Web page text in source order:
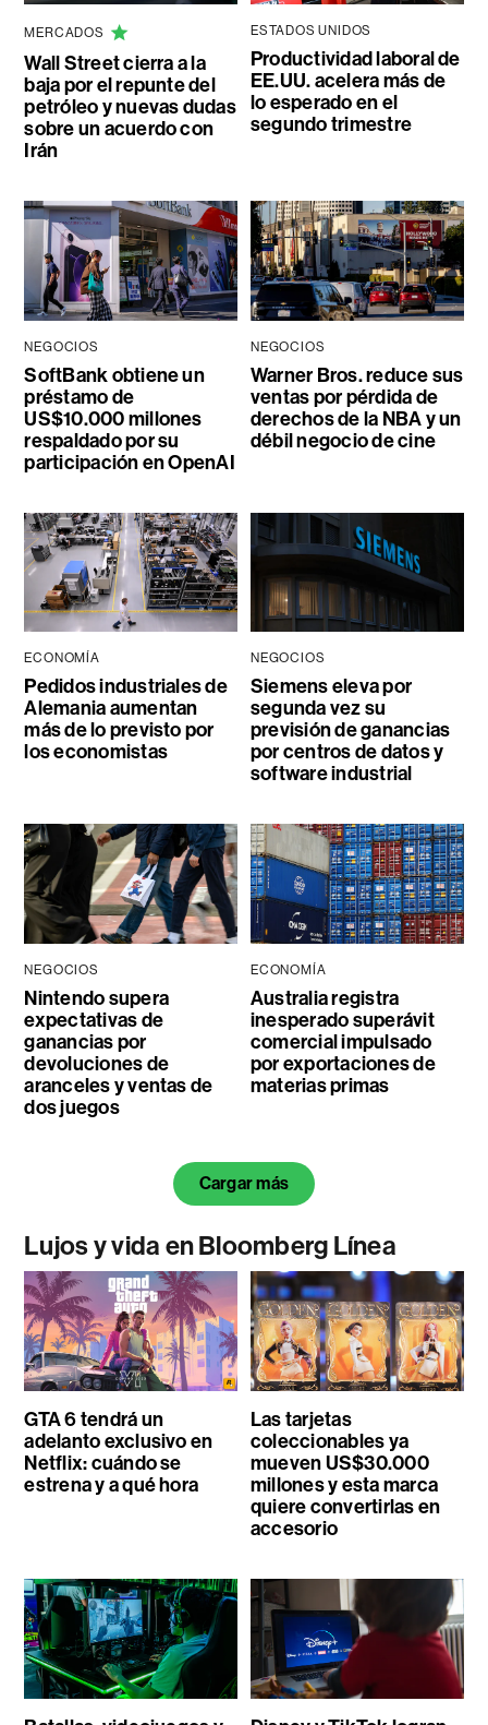
MERCADOS
Wall Street cierra a la
baja por el repunte del
petróleo y nuevas dudas
sobre un acuerdo con
Irán
ESTADOS UNIDOS
Productividad laboral de
EE.UU. acelera más de
lo esperado en el
segundo trimestre
NEGOCIOS
SoftBank obtiene un
préstamo de
US$10.000 millones
respaldado por su
participación en OpenAI
NEGOCIOS
Warner Bros. reduce sus
ventas por pérdida de
derechos de la NBA y un
débil negocio de cine
ECONOMÍA
Pedidos industriales de
Alemania aumentan
más de lo previsto por
los economistas
NEGOCIOS
Siemens eleva por
segunda vez su
previsión de ganancias
por centros de datos y
software industrial
NEGOCIOS
Nintendo supera
expectativas de
ganancias por
devoluciones de
aranceles y ventas de
dos juegos
ECONOMÍA
Australia registra
inesperado superávit
comercial impulsado
por exportaciones de
materias primas
Cargar más
Lujos y vida en Bloomberg Línea
GTA 6 tendrá un
adelanto exclusivo en
Netflix: cuándo se
estrena y a qué hora
Las tarjetas
coleccionables ya
mueven US$30.000
millones y esta marca
quiere convertirlas en
accesorio